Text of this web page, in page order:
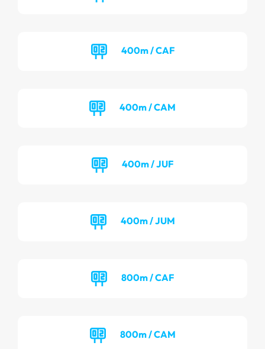
400m / CAF
400m / CAM
400m / JUF
400m / JUM
800m / CAF
800m / CAM